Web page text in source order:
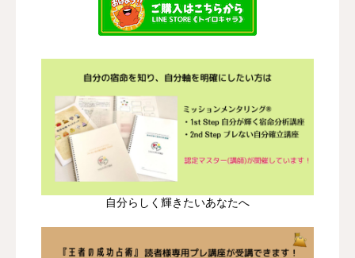
自分らしく輝きたいあなたへ